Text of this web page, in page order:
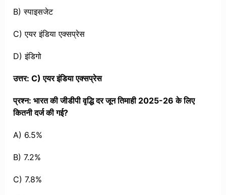
B) स्पाइसजेट
C) एयर इंडिया एक्सप्रेस
D) इंडिगो
उत्तर: C) एयर इंडिया एक्सप्रेस
प्रश्न: भारत की जीडीपी वृद्धि दर जून तिमाही 2025-26 के लिए
कितनी दर्ज की गई?
A) 6.5%
B) 7.2%
C) 7.8%